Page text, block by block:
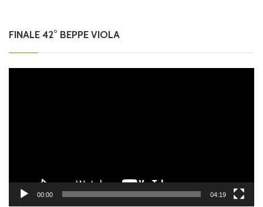
FINALE 42° BEPPE VIOLA
00:00 04:19